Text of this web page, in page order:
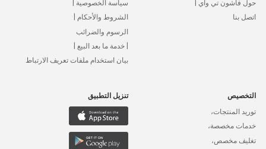
حول فاشون تي واي |
اتصل بنا
سياسة الخصوصية |
الشروط والأحكام |
الرسوم والضرائب
| خدمة ما بعد البيع |
بيان استخدام ملفات تعريف الارتباط
التخصيص
توريد المنتجات،
خدمات مخصصة،
تغليف مخصص،
تنزيل التطبيق